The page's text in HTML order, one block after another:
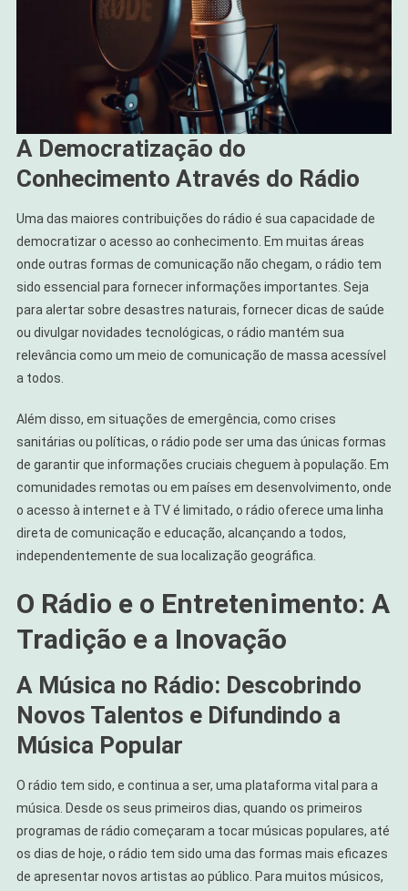
A Democratização do
Conhecimento Através do Rádio
Uma das maiores contribuições do rádio é sua capacidade de
democratizar o acesso ao conhecimento. Em muitas áreas
onde outras formas de comunicação não chegam, o rádio tem
sido essencial para fornecer informações importantes. Seja
para alertar sobre desastres naturais, fornecer dicas de saúde
ou divulgar novidades tecnológicas, o rádio mantém sua
relevância como um meio de comunicação de massa acessível
a todos.
Além disso, em situações de emergência, como crises
sanitárias ou políticas, o rádio pode ser uma das únicas formas
de garantir que informações cruciais cheguem à população. Em
comunidades remotas ou em países em desenvolvimento, onde
o acesso à internet e à TV é limitado, o rádio oferece uma linha
direta de comunicação e educação, alcançando a todos,
independentemente de sua localização geográfica.
O Rádio e o Entretenimento: A
Tradição e a Inovação
A Música no Rádio: Descobrindo
Novos Talentos e Difundindo a
Música Popular
O rádio tem sido, e continua a ser, uma plataforma vital para a
música. Desde os seus primeiros dias, quando os primeiros
programas de rádio começaram a tocar músicas populares, até
os dias de hoje, o rádio tem sido uma das formas mais eficazes
de apresentar novos artistas ao público. Para muitos músicos,